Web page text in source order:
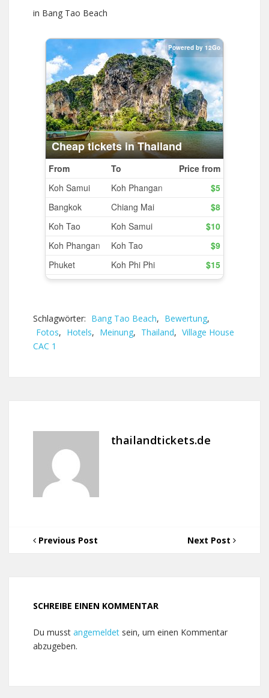
in Bang Tao Beach
Schlagwörter: Bang Tao Beach, Bewertung,
Fotos, Hotels, Meinung, Thailand, Village House
CAC 1
thailandtickets.de
Previous Post Next Post
SCHREIBE EINEN KOMMENTAR
Du musst angemeldet sein, um einen Kommentar
abzugeben.